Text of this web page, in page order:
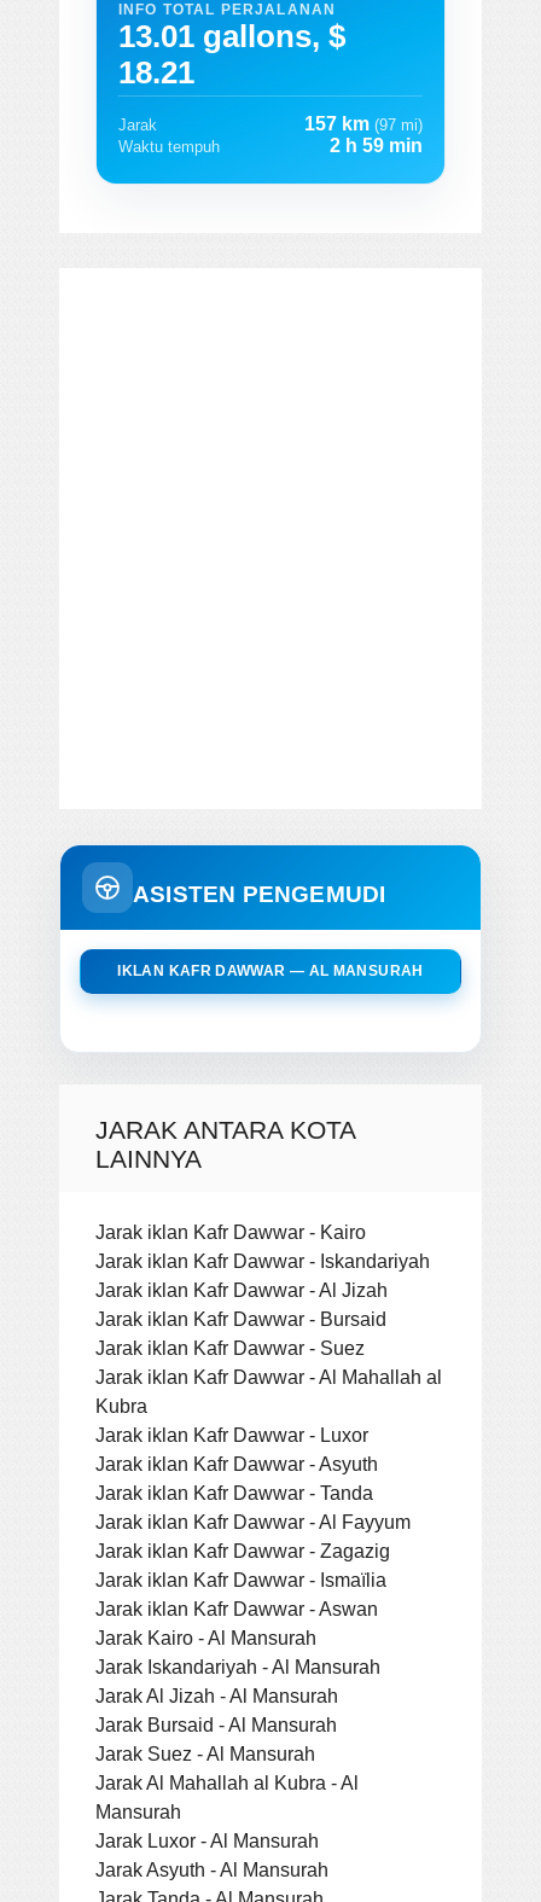
INFO TOTAL PERJALANAN
13.01 gallons, $
18.21
Jarak 157 km (97 mi)
Waktu tempuh
2 h 59 min
ASISTEN PENGEMUDI
IKLAN KAFR DAWWAR — AL MANSURAH
JARAK ANTARA KOTA
LAINNYA
Jarak iklan Kafr Dawwar - Kairo
Jarak iklan Kafr Dawwar - Iskandariyah
Jarak iklan Kafr Dawwar - Al Jizah
Jarak iklan Kafr Dawwar - Bursaid
Jarak iklan Kafr Dawwar - Suez
Jarak iklan Kafr Dawwar - Al Mahallah al
Kubra
Jarak iklan Kafr Dawwar - Luxor
Jarak iklan Kafr Dawwar - Asyuth
Jarak iklan Kafr Dawwar - Tanda
Jarak iklan Kafr Dawwar - Al Fayyum
Jarak iklan Kafr Dawwar - Zagazig
Jarak iklan Kafr Dawwar - Ismaïlia
Jarak iklan Kafr Dawwar - Aswan
Jarak Kairo - Al Mansurah
Jarak Iskandariyah - Al Mansurah
Jarak Al Jizah - Al Mansurah
Jarak Bursaid - Al Mansurah
Jarak Suez - Al Mansurah
Jarak Al Mahallah al Kubra - Al
Mansurah
Jarak Luxor - Al Mansurah
Jarak Asyuth - Al Mansurah